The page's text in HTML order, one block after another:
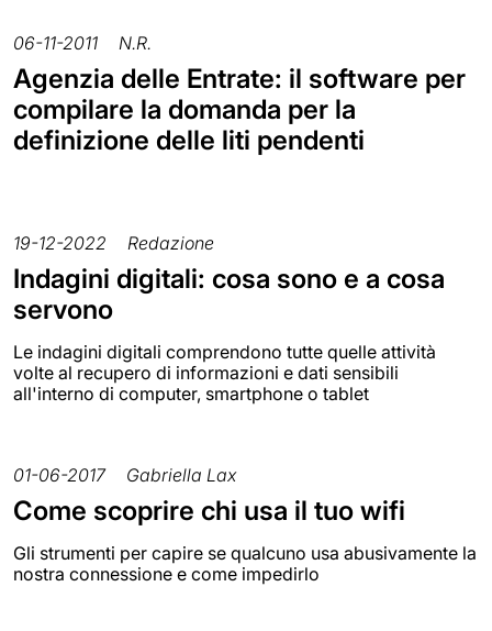
06-11-2011 N.R.
Agenzia delle Entrate: il software per
compilare la domanda per la
definizione delle liti pendenti
19-12-2022 Redazione
Indagini digitali: cosa sono e a cosa
servono
Le indagini digitali comprendono tutte quelle attività
volte al recupero di informazioni e dati sensibili
all'interno di computer, smartphone o tablet
01-06-2017 Gabriella Lax
Come scoprire chi usa il tuo wifi
Gli strumenti per capire se qualcuno usa abusivamente la
nostra connessione e come impedirlo